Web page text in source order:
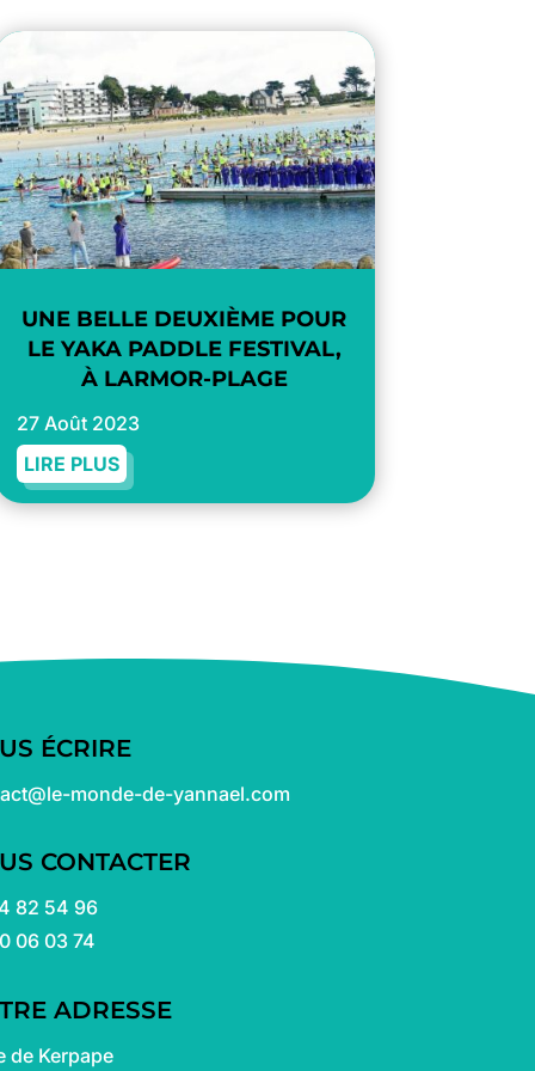
UNE BELLE DEUXIÈME POUR
LE YAKA PADDLE FESTIVAL,
À LARMOR-PLAGE
27 Août 2023
LIRE PLUS
ÉCRIRE
monde-de-yannael.com
CONTACTER
82 54 96
06 03 74
ADRESSE
de Kerpape